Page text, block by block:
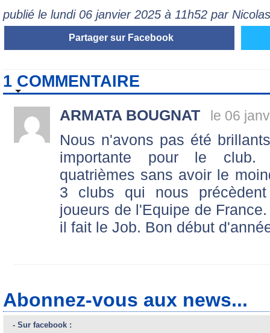
publié le lundi 06 janvier 2025 à 11h52 par
Partager sur Facebook
1 COMMENTAIRE
ARMATA BOUGNAT le 06
Nous n'avons pas été
importante pour le club.
quatrièmes sans avoir le
3 clubs qui nous
joueurs de l'Equipe de
il fait le Job. Bon début
Abonnez-vous aux news...
- Sur facebook :